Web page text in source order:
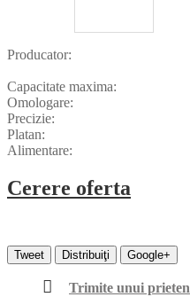
Producator:
Capacitate maxima:
Omologare:
Precizie:
Platan:
Alimentare:
Cerere oferta
Tweet Distribuiţi Google+
Trimite unui prieten